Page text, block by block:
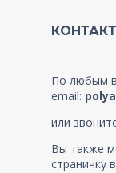
По любым
email:
или
Вы также
страничку